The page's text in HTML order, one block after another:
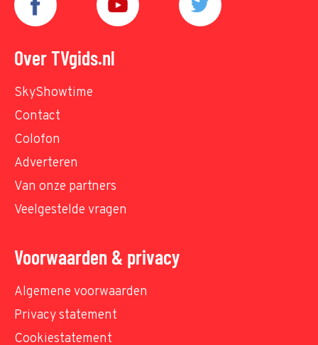
Over TVgids.nl
SkyShowtime
Contact
Colofon
Adverteren
Van onze partners
Veelgestelde vragen
Voorwaarden & privacy
Algemene voorwaarden
Privacy statement
Cookiestatement